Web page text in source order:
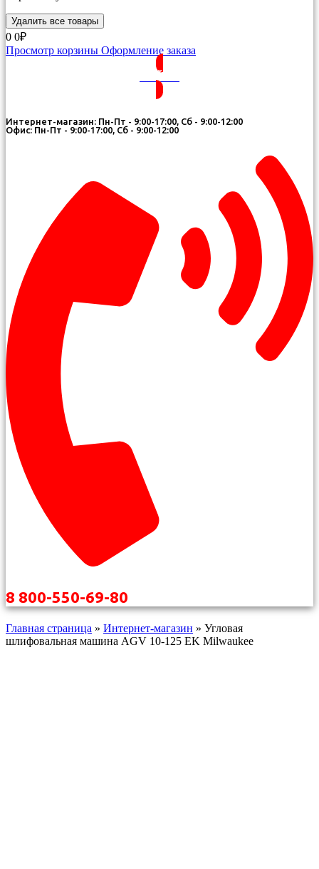
Удалить все товары
0 0₽
Просмотр корзины Оформление заказа
ВОЙТИ
Интернет-магазин: Пн-Пт - 9:00-17:00, Сб - 9:00-12:00
Офис: Пн-Пт - 9:00-17:00, Сб - 9:00-12:00
8 800-550-69-80
Главная страница » Интернет-магазин » Угловая
шлифовальная машина AGV 10-125 EK Milwaukee